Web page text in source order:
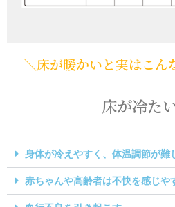
＼床が暖かいと実はこん
床が冷た
身体が冷えやすく、体温調節が難
赤ちゃんや高齢者は不快を感じや